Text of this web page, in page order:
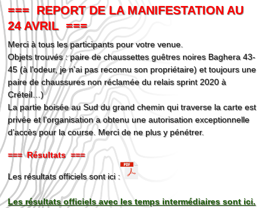
=== REPORT DE LA MANIFESTATION AU
24 AVRIL ===
Merci à tous les participants pour votre venue.
Objets trouvés : paire de chaussettes guêtres noires Baghera 43-
45 (à l’odeur, je n’ai pas reconnu son propriétaire) et toujours une
paire de chaussures non réclamée du relais sprint 2020 à
Créteil…)
La partie boisée au Sud du grand chemin qui traverse la carte est
privée et l’organisation a obtenu une autorisation exceptionnelle
d’accès pour la course. Merci de ne plus y pénétrer.
=== Résultats ===
Les résultats officiels sont ici :
Les résultats officiels avec les temps intermédiaires sont ici.